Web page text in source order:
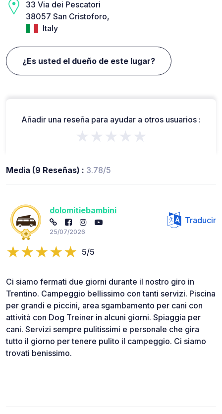
33 Via dei Pescatori
38057 San Cristoforo,
Italy
¿Es usted el dueño de este lugar?
Añadir una reseña para ayudar a otros usuarios :
★★★★★
Media (9 Reseñas) : 3.78/5
dolomitiebambini
25/07/2026
Traducir
5/5
Ci siamo fermati due giorni durante il nostro giro in
Trentino. Campeggio bellissimo con tanti servizi. Piscina
per grandi e piccini, area sgambamento per cani con
attività con Dog Treiner in alcuni giorni. Spiaggia per
cani. Servizi sempre pulitissimi e personale che gira
tutto il giorno per tenere pulito il campeggio. Ci siamo
trovati benissimo.